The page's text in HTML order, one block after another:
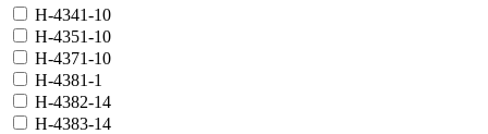
H-4341-10
H-4351-10
H-4371-10
H-4381-1
H-4382-14
H-4383-14